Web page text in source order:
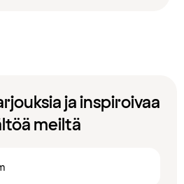
ja inspiroivaa
meiltä